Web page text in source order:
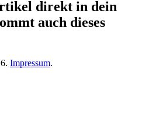
direkt in dein
auch dieses
Impressum.